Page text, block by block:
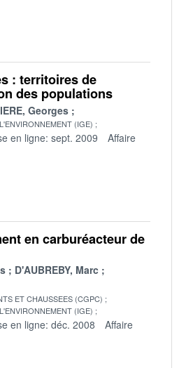
: territoires de
des populations
Georges
(IGE)
en ligne: sept. 2009
Affaire
en carburéacteur de
D'AUBREBY, Marc
ET CHAUSSEES (CGPC)
(IGE)
en ligne: déc. 2008
Affaire